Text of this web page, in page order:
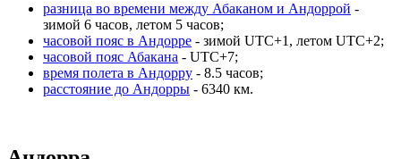
разница во времени между Абаканом и Андоррой -
зимой 6 часов, летом 5 часов;
часовой пояс в Андорре - зимой UTC+1, летом UTC+2;
часовой пояс Абакана - UTC+7;
время полета в Андорру - 8.5 часов;
расстояние до Андорры - 6340 км.